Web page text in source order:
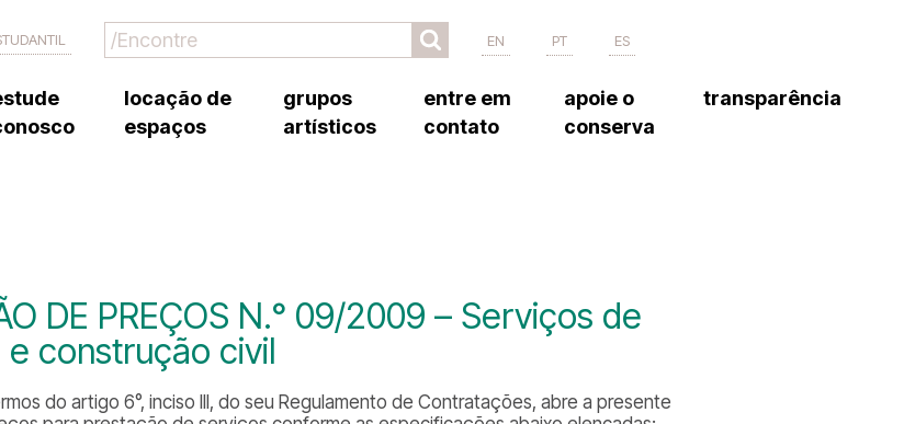
EN PT ES
locação de
espaços
grupos
artísticos
entre em
contato
assessoria de imprensa
trabalhe conosco
apoie o
conserva
transparência
DE PREÇOS N.° 09/2009 – Serviços de
construção civil
do artigo 6°, inciso III, do seu Regulamento de Contratações, abre a presente